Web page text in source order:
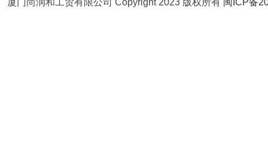
厦门尚润和工贸有限公司 Copyright 2023 版权所有 闽ICP备